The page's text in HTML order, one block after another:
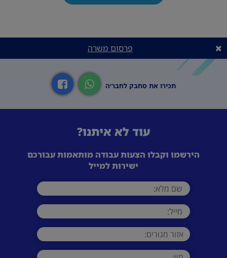
פרסום משרה
תכירו את סחבק לחבר׳ה
עוד לא איתנו?
הירשמו וקבלו הצעות עבודה מותאמות עבורכם
ישירות למייל